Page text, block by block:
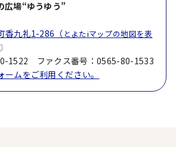
広場“ゆうゆう”
香九礼1-286（ とよたiマップの地図を表
1522 ファクス番号：0565-80-1533
ムをご利用ください。